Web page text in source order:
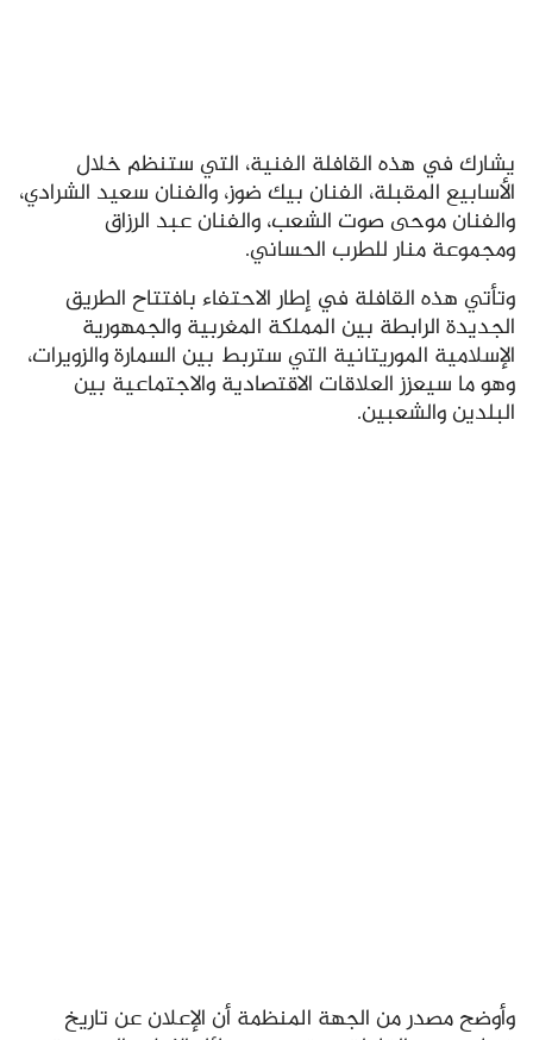
يشارك في هذه القافلة الفنية، التي ستنظم خلال
الأسابيع المقبلة، الفنان بيك ضوز، والفنان سعيد الشرادي،
والفنان موحى صوت الشعب، والفنان عبد الرزاق
ومجموعة منار للطرب الحساني.
وتأتي هذه القافلة في إطار الاحتفاء بافتتاح الطريق
الجديدة الرابطة بين المملكة المغربية والجمهورية
الإسلامية الموريتانية التي ستربط بين السمارة والزويرات،
وهو ما سيعزز العلاقات الاقتصادية والاجتماعية بين
البلدين والشعبين.
وأوضح مصدر من الجهة المنظمة أن الإعلان عن تاريخ